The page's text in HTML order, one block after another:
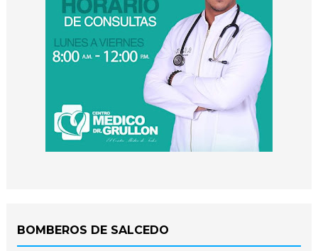
BOMBEROS DE SALCEDO